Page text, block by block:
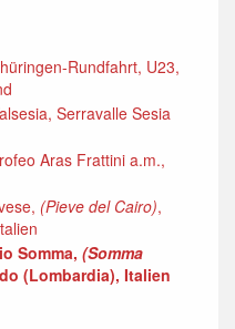
Rundfahrt, U23,
Serravalle Sesia
Aras Frattini a.m.,
(Pieve del Cairo),
Somma, (Somma
(Lombardia), Italien